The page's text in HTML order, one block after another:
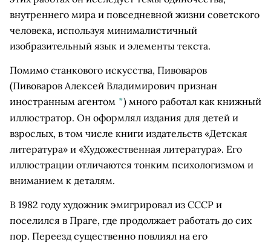
внутреннего мира и повседневной жизни советского
человека, используя минималистичный
изобразительный язык и элементы текста.
Помимо станкового искусства, Пивоваров
(Пивоваров Алексей Владимирович признан
иностранным агентом *) много работал как книжный
иллюстратор. Он оформлял издания для детей и
взрослых, в том числе книги издательств «Детская
литература» и «Художественная литература». Его
иллюстрации отличаются тонким психологизмом и
вниманием к деталям.
В 1982 году художник эмигрировал из СССР и
поселился в Праге, где продолжает работать до сих
пор. Переезд существенно повлиял на его